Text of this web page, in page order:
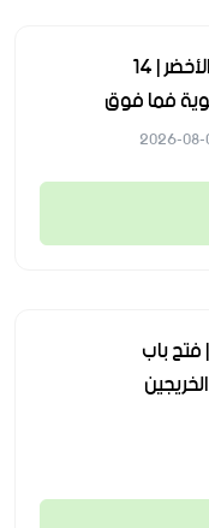
شركة نيوم للهيدروجين الأخضر | 14
فما فوق
فتح باب